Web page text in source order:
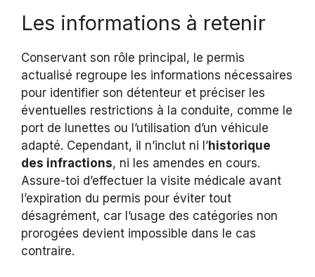
Les informations à retenir
Conservant son rôle principal, le permis
actualisé regroupe les informations nécessaires
pour identifier son détenteur et préciser les
éventuelles restrictions à la conduite, comme le
port de lunettes ou l’utilisation d’un véhicule
adapté. Cependant, il n’inclut ni l’historique
des infractions, ni les amendes en cours.
Assure-toi d’effectuer la visite médicale avant
l’expiration du permis pour éviter tout
désagrément, car l’usage des catégories non
prorogées devient impossible dans le cas
contraire.